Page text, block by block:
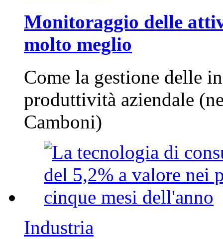
Monitoraggio delle
molto meglio
Come la gestione delle
produttività aziendale
Camboni)
Industria